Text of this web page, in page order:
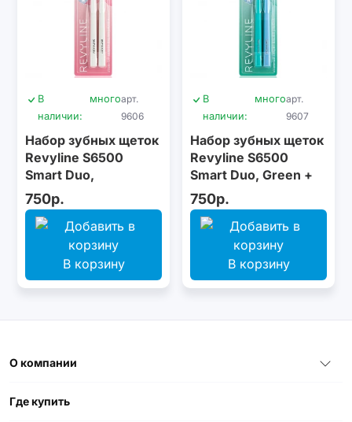
В
наличии:
многоарт.
9606
Набор зубных щеток
Revyline S6500
Smart Duo,
White/Pink +
White/Blue
750р.
В корзину
В
наличии:
многоарт.
9607
Набор зубных щеток
Revyline S6500
Smart Duo, Green +
Blue
750р.
В корзину
О компании
Где купить